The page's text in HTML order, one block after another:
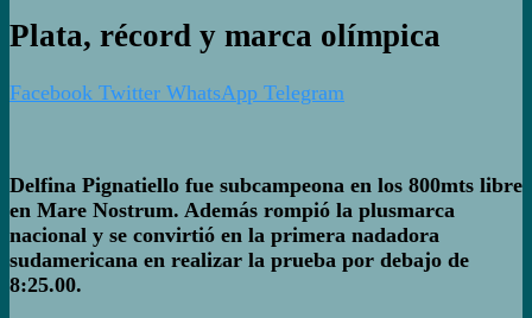
Plata, récord y marca olímpica
Facebook Twitter WhatsApp Telegram
Delfina Pignatiello fue subcampeona en los 800mts libre
en Mare Nostrum. Además rompió la plusmarca
nacional y se convirtió en la primera nadadora
sudamericana en realizar la prueba por debajo de
8:25.00.